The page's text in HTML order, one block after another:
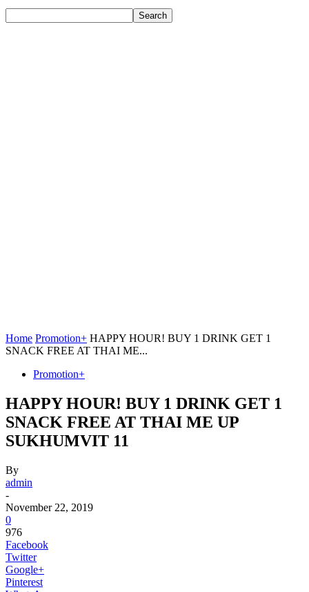
Home Promotion+ HAPPY HOUR! BUY 1 DRINK GET 1
SNACK FREE AT THAI ME...
Promotion+
HAPPY HOUR! BUY 1 DRINK GET 1
SNACK FREE AT THAI ME UP
SUKHUMVIT 11
By
admin
-
November 22, 2019
0
976
Facebook
Twitter
Google+
Pinterest